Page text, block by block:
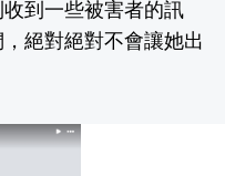
到一些被害者的訊
絕對絕對不會讓她出